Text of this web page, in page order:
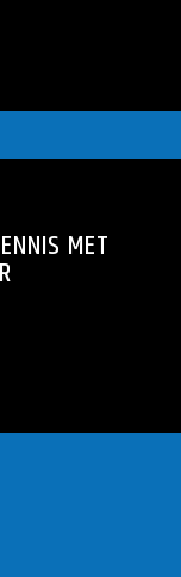
MET